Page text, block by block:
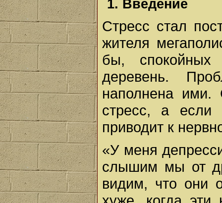
1. Введение
Стресс стал
жителя
бы,
деревень.
наполнена ими.
стресс, а
приводит к
«У меня
слышим мы от
видим, что они